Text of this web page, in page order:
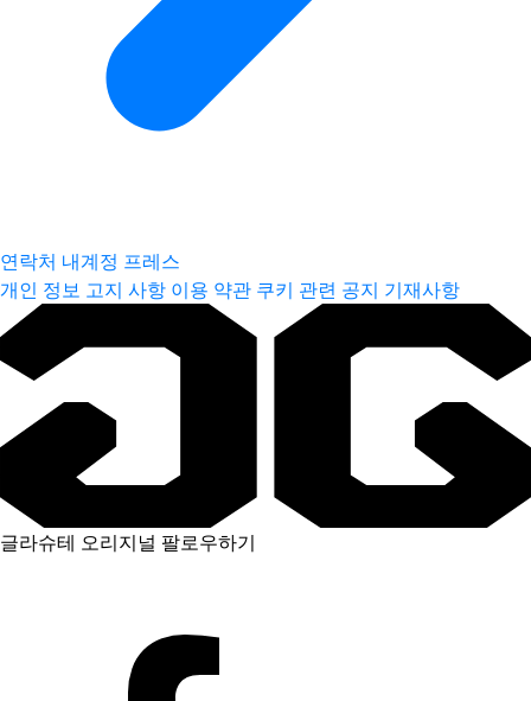
연락처 내계정 프레스
개인 정보 고지 사항 이용 약관 쿠키 관련 공지 기재사항
글라슈테 오리지널 팔로우하기